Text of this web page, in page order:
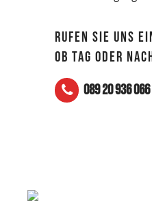
RUFEN SIE UNS
OB TAG ODER
089 20 936 066